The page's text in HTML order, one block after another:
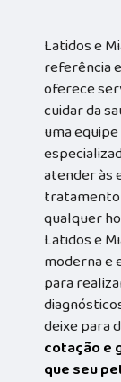
Latidos e
referência
oferece
cuidar da
uma
atender às
tratamento
qualquer
Latidos e
moderna e
para
deixe para
cotação e
que seu